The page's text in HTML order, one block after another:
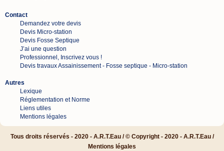
Contact
Demandez votre devis
Devis Micro-station
Devis Fosse Septique
J’ai une question
Professionnel, Inscrivez vous !
Devis travaux Assainissement - Fosse septique - Micro-station
Autres
Lexique
Réglementation et Norme
Liens utiles
Mentions légales
Tous droits réservés - 2020 - A.R.T.Eau / © Copyright - 2020 - A.R.T.Eau/
Mentions légales